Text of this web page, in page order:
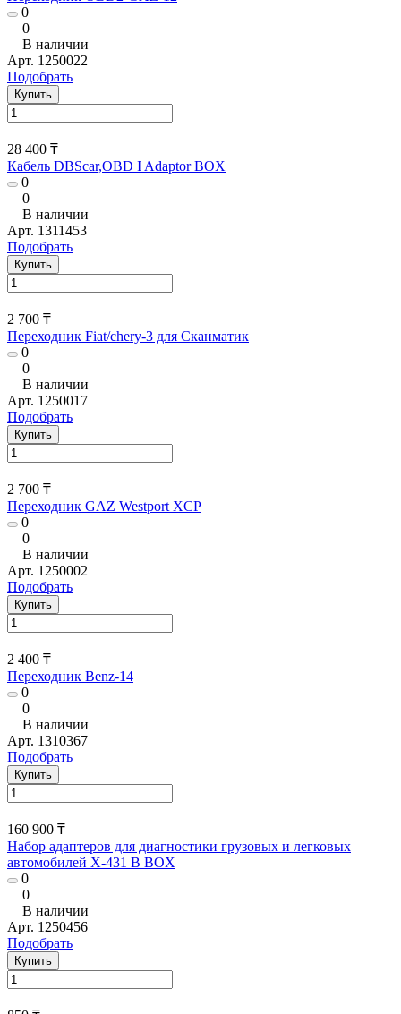
0
0
В наличии
Арт. 1250022
Подобрать
Купить
28 400 ₸
Кабель DBScar,OBD I Adaptor BOX
0
0
В наличии
Арт. 1311453
Подобрать
Купить
2 700 ₸
Переходник Fiat/chery-3 для Сканматик
0
0
В наличии
Арт. 1250017
Подобрать
Купить
2 700 ₸
Переходник GAZ Westport XCP
0
0
В наличии
Арт. 1250002
Подобрать
Купить
2 400 ₸
Переходник Benz-14
0
0
В наличии
Арт. 1310367
Подобрать
Купить
160 900 ₸
Набор адаптеров для диагностики грузовых и легковых
автомобилей X-431 B BOX
0
0
В наличии
Арт. 1250456
Подобрать
Купить